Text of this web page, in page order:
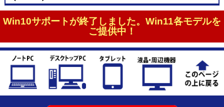
Win10サポートが終了しました。Win11各モデルを
ご提供中！